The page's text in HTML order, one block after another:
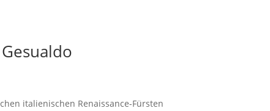
italienischen Renaissance-Fürsten